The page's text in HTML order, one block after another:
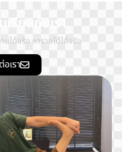
ได้จริง หารายได้ได้จริง
เรา